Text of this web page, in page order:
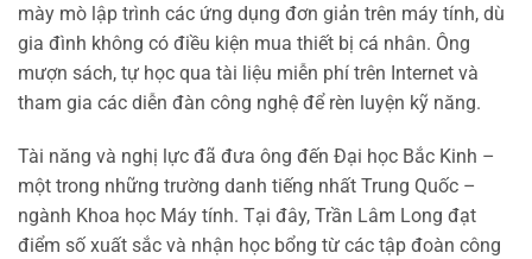
mày mò lập trình các ứng dụng đơn giản trên máy tính, dù
gia đình không có điều kiện mua thiết bị cá nhân. Ông
mượn sách, tự học qua tài liệu miễn phí trên Internet và
tham gia các diễn đàn công nghệ để rèn luyện kỹ năng.
Tài năng và nghị lực đã đưa ông đến Đại học Bắc Kinh –
một trong những trường danh tiếng nhất Trung Quốc –
ngành Khoa học Máy tính. Tại đây, Trần Lâm Long đạt
điểm số xuất sắc và nhận học bổng từ các tập đoàn công